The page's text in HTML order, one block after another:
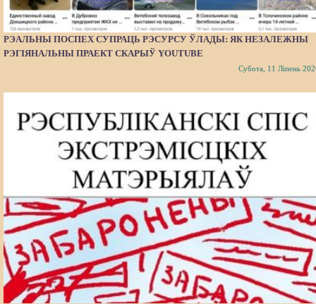
РЭАЛЬНЫ ПОСПЕХ СУПРАЦЬ РЭСУРСУ ЎЛАДЫ: ЯК НЕЗАЛЕЖНЫ
РЭГІЯНАЛЬНЫ ПРАЕКТ СКАРЫЎ YOUTUBE
Субота, 11 Ліпень